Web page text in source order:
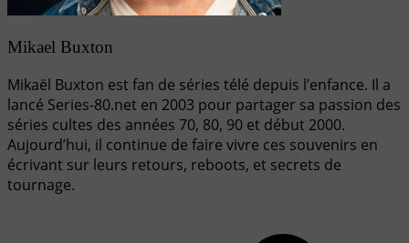
Mikael Buxton
Mikaël Buxton est fan de séries télé depuis l’enfance. Il a
lancé Series-80.net en 2003 pour partager sa passion des
séries cultes des années 70, 80, 90 et début 2000.
Aujourd’hui, il continue de faire vivre ces souvenirs en
écrivant sur leurs retours, reboots, et secrets de
tournage.